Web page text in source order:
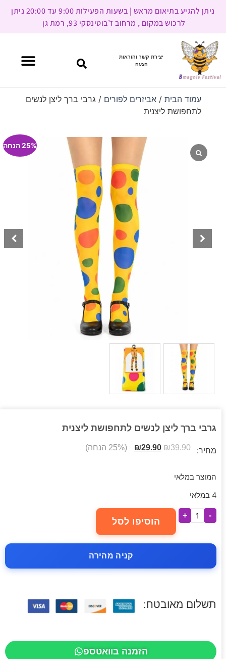
ניתן להגיע בתיאום מראש | בשעות הפעילות 9:00 עד 20:00 ניתן
לרכוש במקום , מרחוב ז’בוטינסקי 93, רמת גן
יצירת קשר והוראות
הגעה
עמוד הבית/ אביזרים לפורים / גרבי ברך ליצן לנשים
לתחפושת ליצנית
25% הנחה
גרבי ברך ליצן לנשים לתחפושת ליצנית
מחיר: ₪39.90
₪29.90 (25% הנחה)
המוצר במלאי
4 במלאי
-
+
הוסיפו לסל
קניה מהירה
תשלום מאובטח:
הזמנה בוואטספ